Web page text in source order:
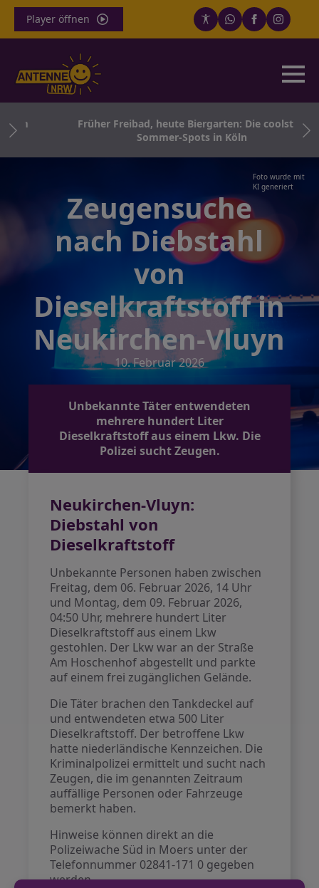
Player öffnen
in
Früher Freibad, heute Biergarten: Die coolsten
Sommer-Spots in Köln
Foto wurde mit
KI generiert
Zeugensuche
nach Diebstahl
von
Dieselkraftstoff in
Neukirchen-Vluyn
10. Februar 2026
Unbekannte Täter entwendeten
mehrere hundert Liter
Dieselkraftstoff aus einem Lkw. Die
Polizei sucht Zeugen.
Neukirchen-Vluyn:
Diebstahl von
Dieselkraftstoff
Unbekannte Personen haben zwischen
Freitag, dem 06. Februar 2026, 14 Uhr
und Montag, dem 09. Februar 2026,
04:50 Uhr, mehrere hundert Liter
Dieselkraftstoff aus einem Lkw
gestohlen. Der Lkw war an der Straße
Am Hoschenhof abgestellt und parkte
auf einem frei zugänglichen Gelände.
Die Täter brachen den Tankdeckel auf
und entwendeten etwa 500 Liter
Dieselkraftstoff. Der betroffene Lkw
hatte niederländische Kennzeichen. Die
Kriminalpolizei ermittelt und sucht nach
Zeugen, die im genannten Zeitraum
auffällige Personen oder Fahrzeuge
bemerkt haben.
Hinweise können direkt an die
Polizeiwache Süd in Moers unter der
Telefonnummer 02841-171 0 gegeben
werden.